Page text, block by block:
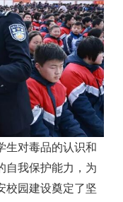
对毒品的认识和
自我保护能力，为
校园建设奠定了坚